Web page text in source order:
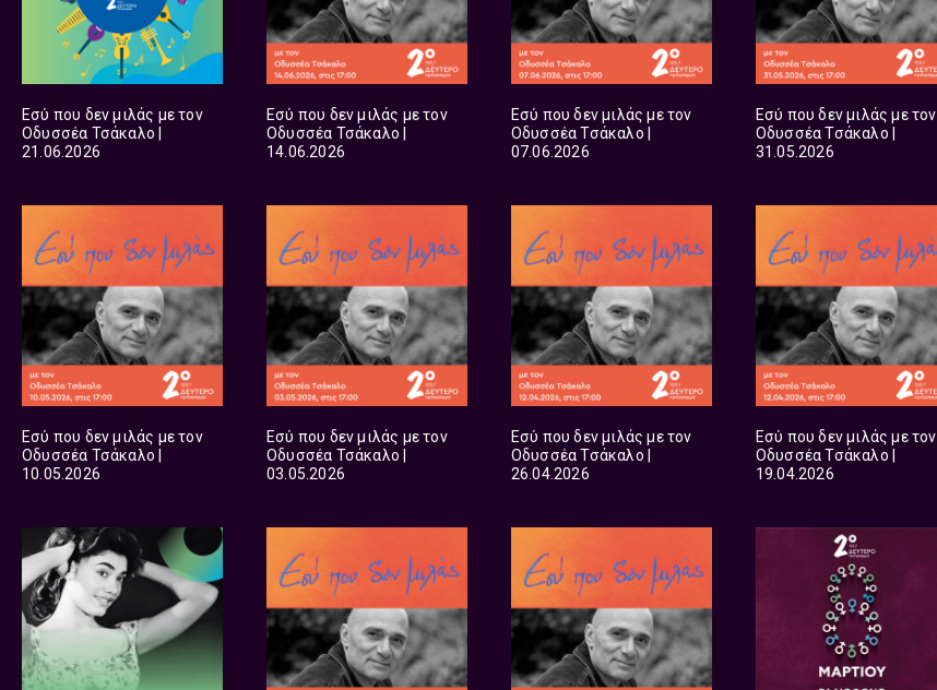
Εσύ που δεν μιλάς με τον
Οδυσσέα Τσάκαλο |
21.06.2026
Εσύ που δεν μιλάς με τον
Οδυσσέα Τσάκαλο |
14.06.2026
Εσύ που δεν μιλάς με τον
Οδυσσέα Τσάκαλο |
07.06.2026
Εσύ που δεν μιλάς με τον
Οδυσσέα Τσάκαλο |
31.05.2026
Εσύ που δεν μιλάς με τον
Οδυσσέα Τσάκαλο |
10.05.2026
Εσύ που δεν μιλάς με τον
Οδυσσέα Τσάκαλο |
03.05.2026
Εσύ που δεν μιλάς με τον
Οδυσσέα Τσάκαλο |
26.04.2026
Εσύ που δεν μιλάς με τον
Οδυσσέα Τσάκαλο |
19.04.2026